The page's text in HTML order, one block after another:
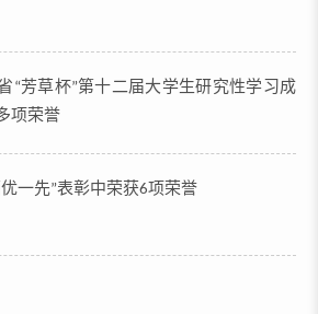
“芳草杯”第十二届大学生研究性学习成
项荣誉
一先”表彰中荣获6项荣誉